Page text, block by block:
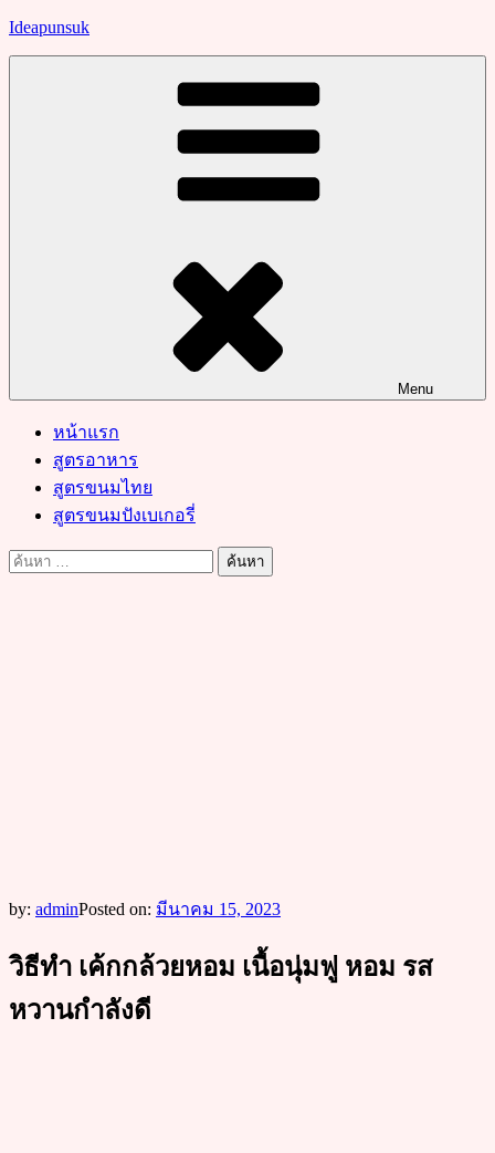
Skip
Ideapunsuk
Menu
หน้าแรก
สูตรอาหาร
สูตรขนมไทย
สูตรขนมปังเบเกอรี่
ค้นหา
by: adminPosted on: มีนาคม 15, 2023
วิธีทำ เค้กกล้วยหอม เนื้อนุ่มฟู หอม รส
หวานกำลังดี